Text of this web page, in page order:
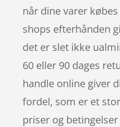
når dine varer
shops efterhånden
det er slet ikke
60 eller 90 dages
handle online giver
fordel, som er et
priser og